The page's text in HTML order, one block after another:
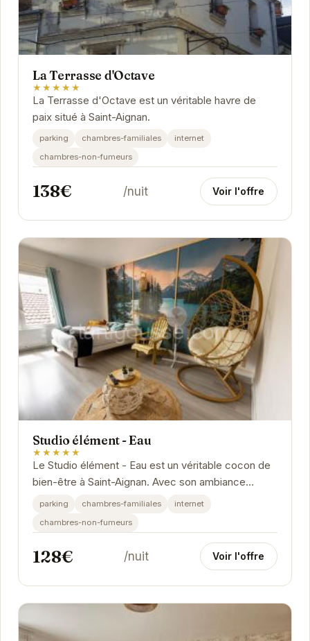
La Terrasse d'Octave
★★★★★
La Terrasse d'Octave est un véritable havre de
paix situé à Saint-Aignan.
parking chambres-familiales
internet
chambres-non-fumeurs
138€ /nuit Voir l'offre
Studio élément - Eau
★★★★★
Le Studio élément - Eau est un véritable cocon de
bien-être à Saint-Aignan. Avec son ambiance
chaleureuse et ses équipements modernes, il
parking chambres-familiales
internet
chambres-non-fumeurs
128€ /nuit Voir l'offre